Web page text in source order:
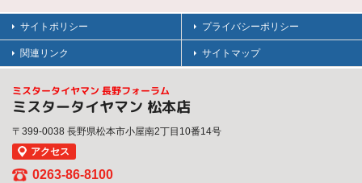
サイトポリシー プライバシーポリシー
関連リンク サイトマップ
ミスタータイヤマン 長野フォーラム
ミスタータイヤマン 松本店
〒399-0038 長野県松本市小屋南2丁目10番14号
アクセス
0263-86-8100